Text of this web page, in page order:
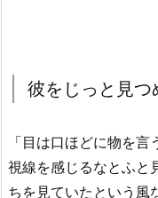
彼をじっと見つ
「目は口ほどに物を
視線を感じるなとふと
ちを見ていたという風